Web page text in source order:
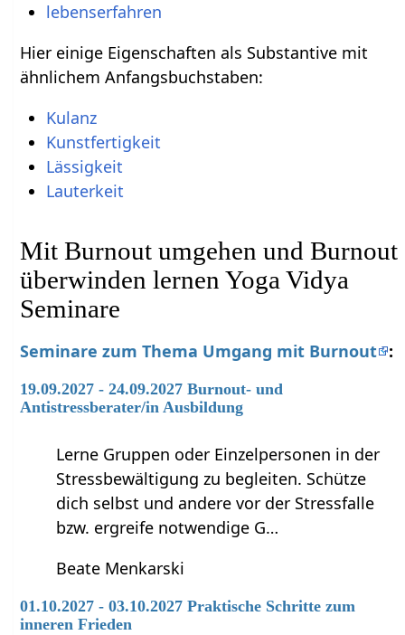
lebenserfahren
Hier einige Eigenschaften als Substantive mit
ähnlichem Anfangsbuchstaben:
Kulanz
Kunstfertigkeit
Lässigkeit
Lauterkeit
Mit Burnout umgehen und Burnout
überwinden lernen Yoga Vidya
Seminare
Seminare zum Thema Umgang mit Burnout :
19.09.2027 - 24.09.2027 Burnout- und
Antistressberater/in Ausbildung
Lerne Gruppen oder Einzelpersonen in der
Stressbewältigung zu begleiten. Schütze
dich selbst und andere vor der Stressfalle
bzw. ergreife notwendige G…
Beate Menkarski
01.10.2027 - 03.10.2027 Praktische Schritte zum
inneren Frieden